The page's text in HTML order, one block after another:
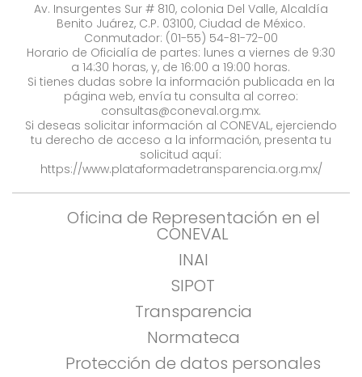
Av. Insurgentes Sur # 810, colonia Del Valle, Alcaldía
Benito Juárez, C.P. 03100, Ciudad de México.
Conmutador: (01-55) 54-81-72-00
Horario de Oficialía de partes: lunes a viernes de 9:30
a 14:30 horas, y, de 16:00 a 19:00 horas.
Si tienes dudas sobre la información publicada en la
página web, envía tu consulta al correo:
consultas@coneval.org.mx.
Si deseas solicitar información al CONEVAL, ejerciendo
tu derecho de acceso a la información, presenta tu
solicitud aquí:
https://www.plataformadetransparencia.org.mx/
Oficina de Representación en el
CONEVAL
INAI
SIPOT
Transparencia
Normateca
Protección de datos personales